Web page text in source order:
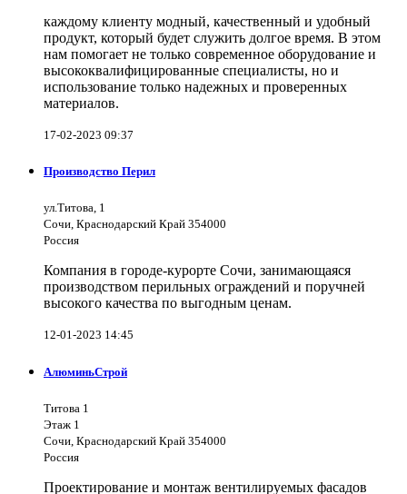
каждому клиенту модный, качественный и удобный
продукт, который будет служить долгое время. В этом
нам помогает не только современное оборудование и
высококвалифицированные специалисты, но и
использование только надежных и проверенных
материалов.
17-02-2023 09:37
Производство Перил
ул.Титова, 1
Сочи, Краснодарский Край 354000
Россия
Компания в городе-курорте Сочи, занимающаяся
производством перильных ограждений и поручней
высокого качества по выгодным ценам.
12-01-2023 14:45
АлюминьСтрой
Титова 1
Этаж 1
Сочи, Краснодарский Край 354000
Россия
Проектирование и монтаж вентилируемых фасадов